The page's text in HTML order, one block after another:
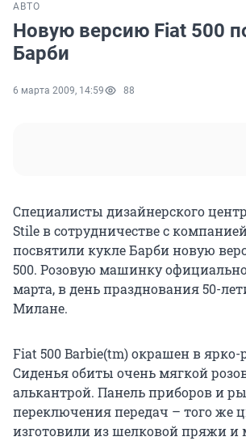
АВТО
Новую версию Fiat 500
Барби
6 марта 2009, 14:59 88
Специалисты дизайнерского
Stile в сотрудничестве с
посвятили кукле Барби новую
500. Розовую машинку
марта, в день празднования 50-
Милане.
Fiat 500 Barbie(tm) окрашен в ярко-
Сиденья обиты очень мягкой
алькантрой. Панель приборов и
переключения передач – того же
изготовили из шелковой пряжи и